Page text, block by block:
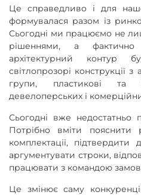
Це справедливо і для
формувалася разом із
Сьогодні ми працюємо не
рішеннями, а фактично
архітектурний контур
світлопрозорі конструкції з
групи, пластикові та
девелоперських і
Сьогодні вже недостатньо
Потрібно вміти пояснити
комплектації, підтвердити
аргументувати строки,
працювати з командою
Це змінює саму